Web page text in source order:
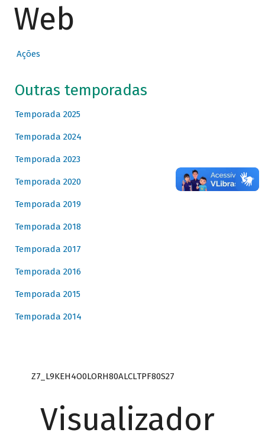
Web
Ações
Outras temporadas
Temporada 2025
Temporada 2024
Temporada 2023
Temporada 2020
Temporada 2019
Temporada 2018
Temporada 2017
Temporada 2016
Temporada 2015
Temporada 2014
Z7_L9KEH4O0LORH80ALCLTPF80S27
Visualizador